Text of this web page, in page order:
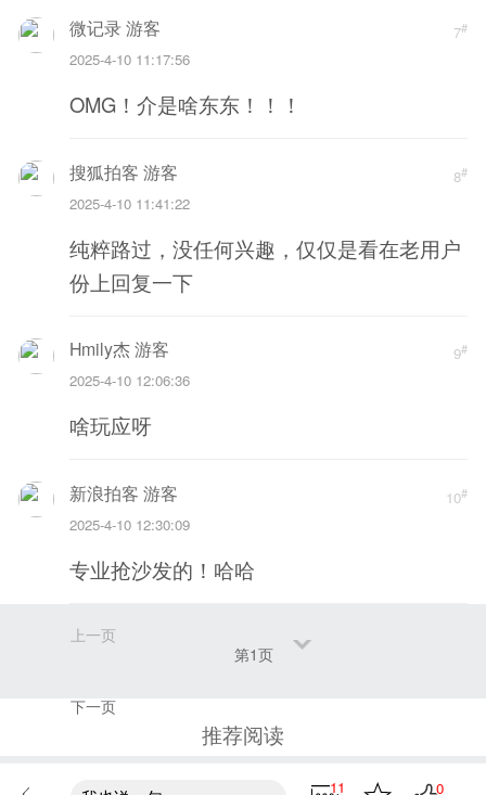
7#
微记录 游客
2025-4-10 11:17:56
OMG！介是啥东东！！！
8#
搜狐拍客 游客
2025-4-10 11:41:22
纯粹路过，没任何兴趣，仅仅是看在老用户
份上回复一下
9#
Hmily杰 游客
2025-4-10 12:06:36
啥玩应呀
10#
新浪拍客 游客
2025-4-10 12:30:09
专业抢沙发的！哈哈
上一页
第1页
下一页
推荐阅读
11 0